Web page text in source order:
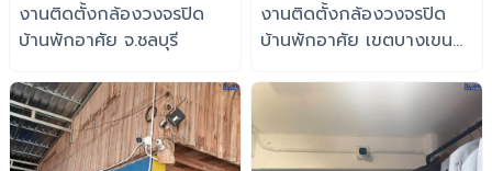
งานติดตั้งกล้องวงจรปิด
บ้านพักอาศัย จ.ชลบุรี
งานติดตั้งกล้องวงจรปิด
บ้านพักอาศัย เขตบางเขน